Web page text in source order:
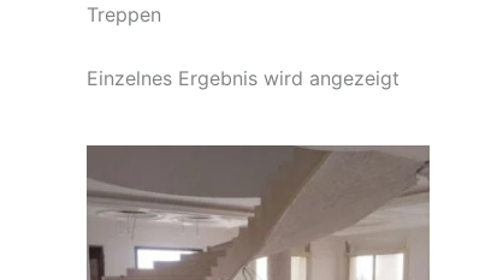
Treppen
Einzelnes Ergebnis wird angezeigt